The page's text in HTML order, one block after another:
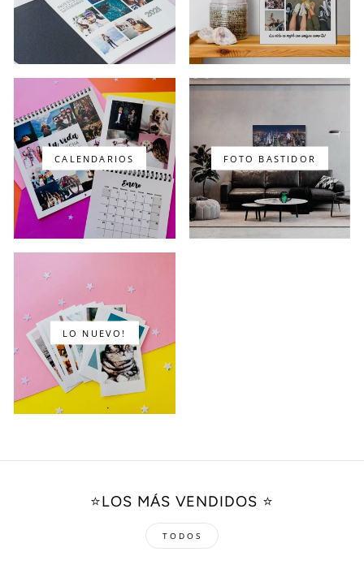
CALENDARIOS FOTO BASTIDOR
LO NUEVO!
⭐️LOS MÁS VENDIDOS ⭐️
TODOS